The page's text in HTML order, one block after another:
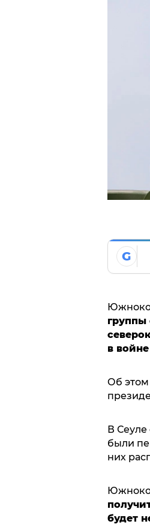
G
группы
в
Об
В Сеуле
были
них
будет